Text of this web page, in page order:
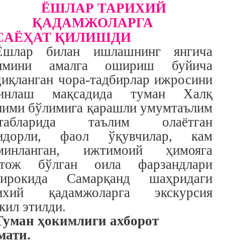
ЁШЛАР ТАРИХИЙ
ҚАДАМЖОЛАРГА
ҚИЛИШДИ
билан ишлашнинг янгича
амалга ошириш буйича
чора-тадбирлар ижросини
мақсадида туман Халқ
бўлимига қарашли умумтаълим
таълим олаётган
фаол ўқувчилар, кам
ижтимоий ҳимояга
бўлган оила фарзандлари
Самарқанд шаҳридаги
қадамжоларга экскурсия
этилди.
ҳокимлиги ахборот